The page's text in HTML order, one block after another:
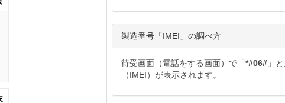
製造番号「IMEI」の調べ方
待受画面（電話をする画面）で「*#06# 」
（IMEI）が表示されます。